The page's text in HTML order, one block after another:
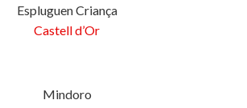
Espluguen Criança
Castell d’Or
Mindoro